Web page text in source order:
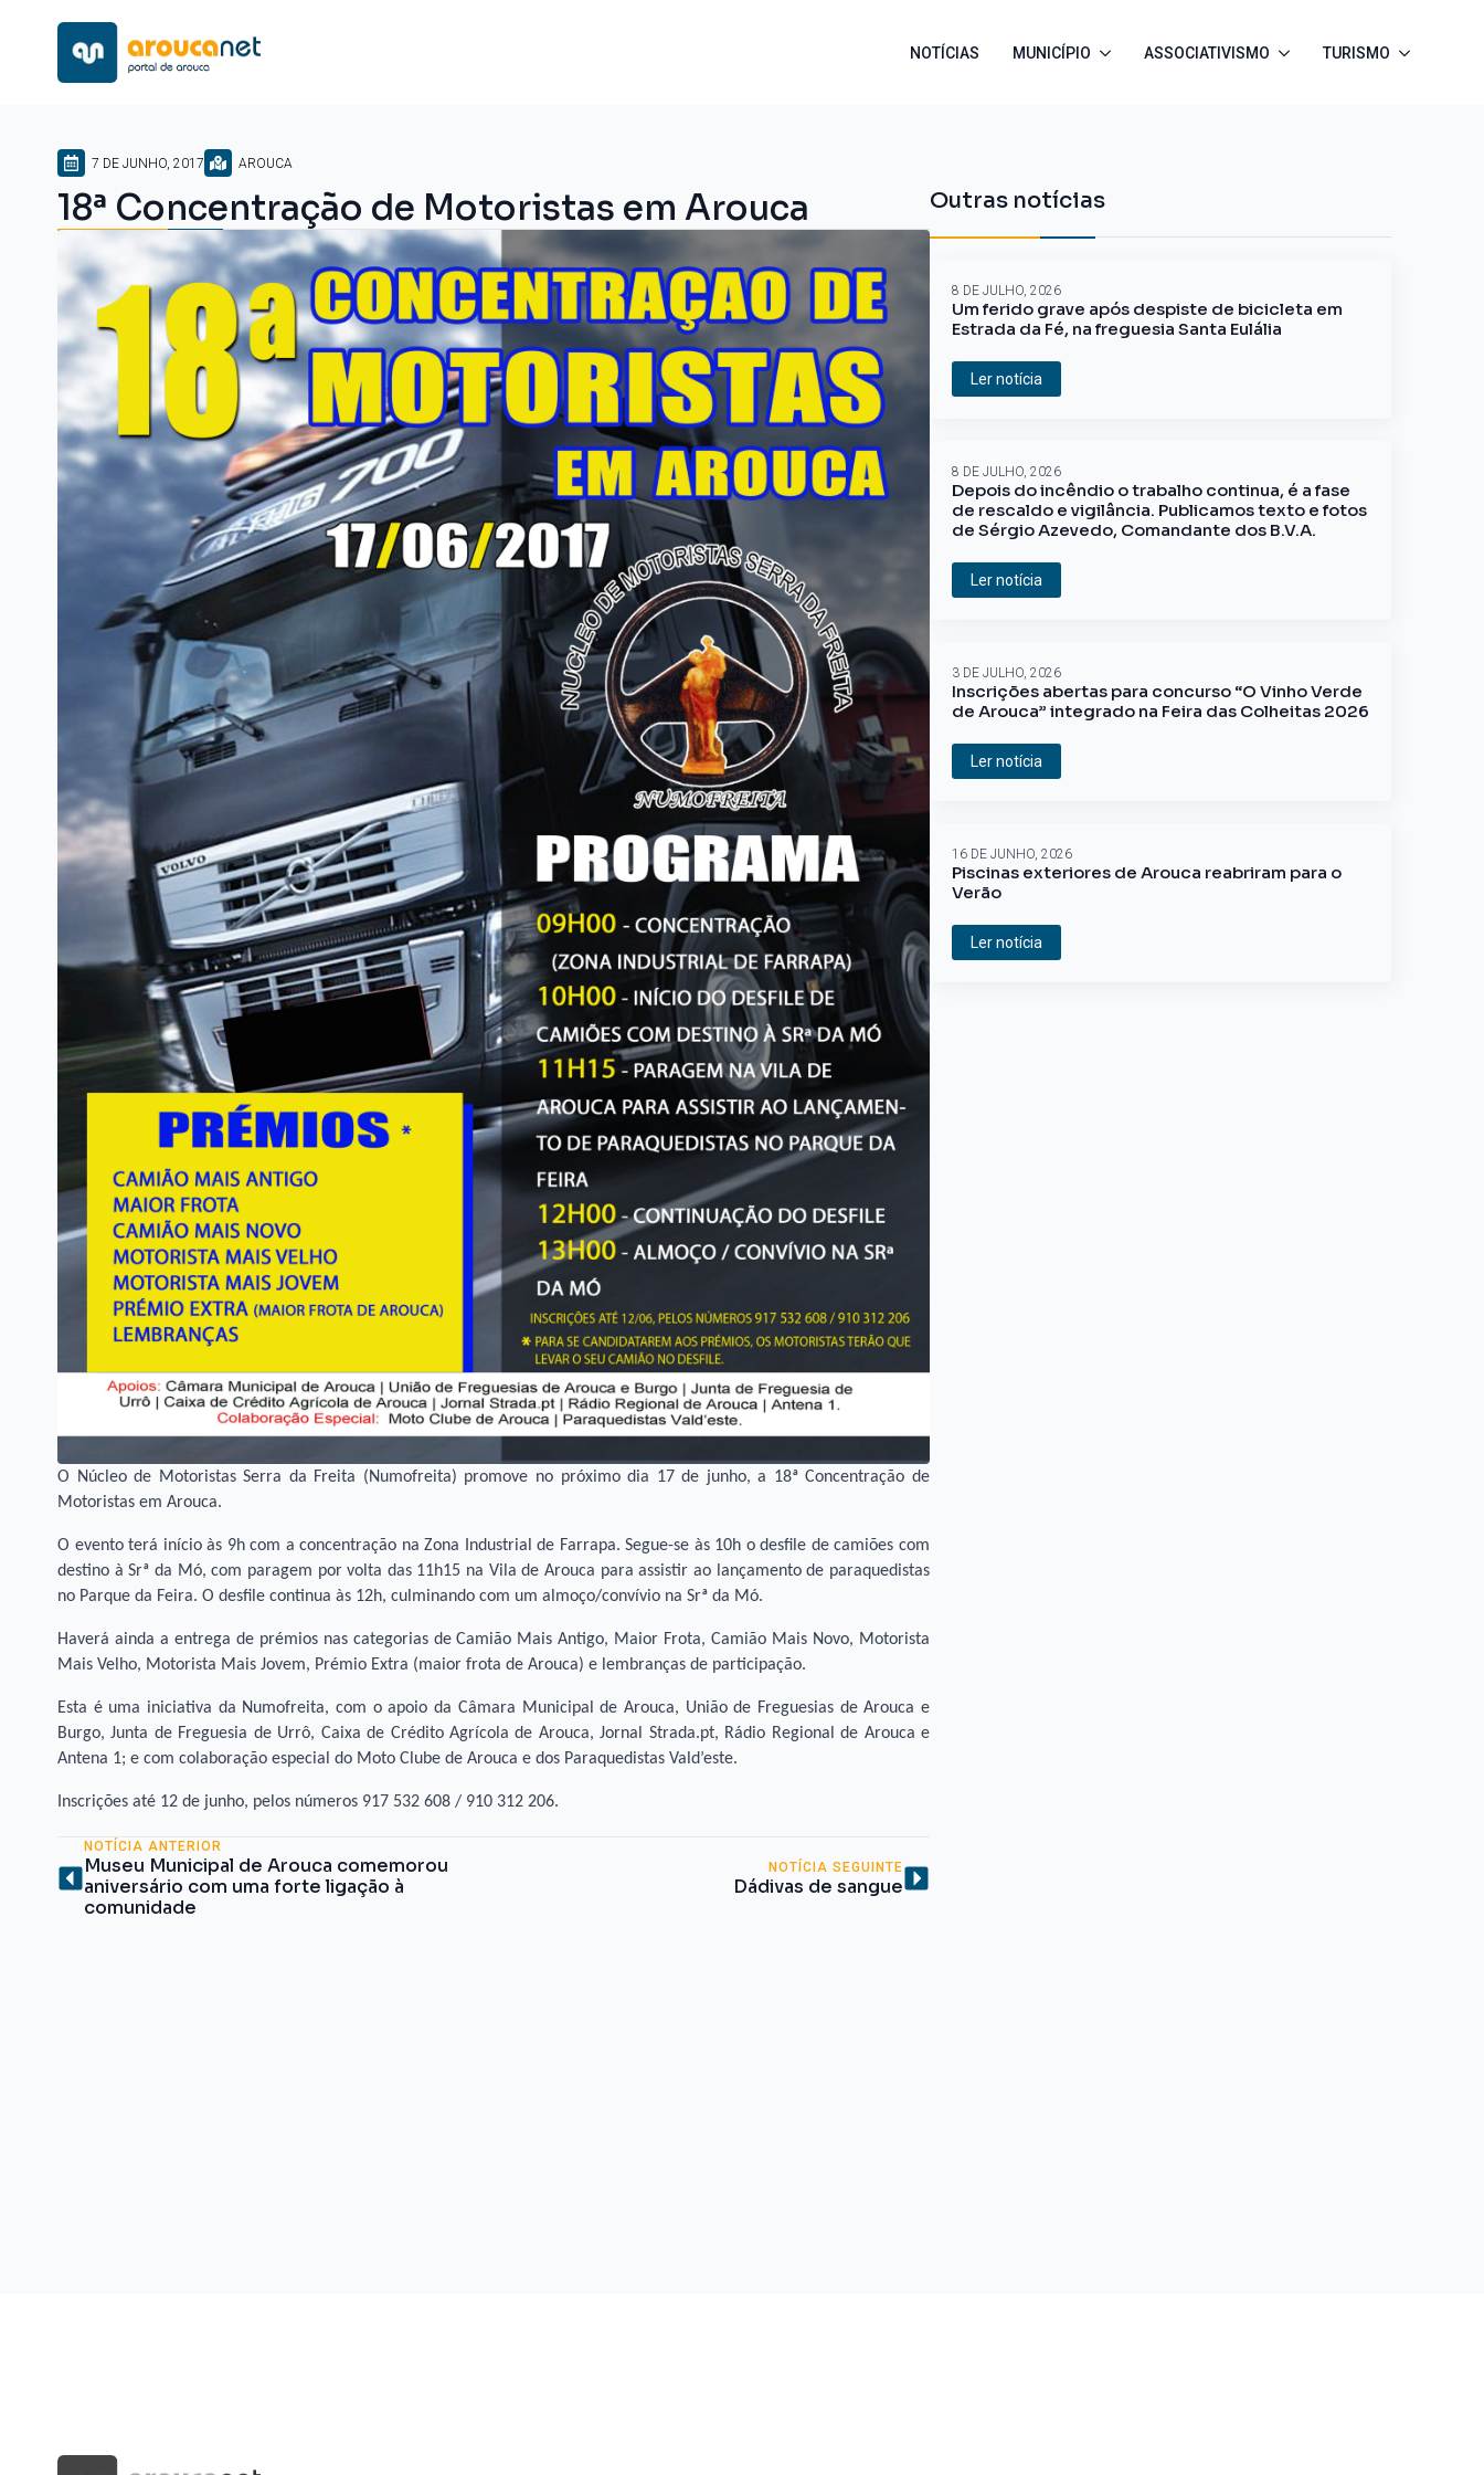
NOTÍCIAS MUNICÍPIO ASSOCIATIVISMO TURISMO
7 DE JUNHO, 2017 AROUCA
18ª Concentração de Motoristas em Arouca
O Núcleo de Motoristas Serra da Freita (Numofreita) promove no próximo dia 17 de junho, a 18ª Concentração de
Motoristas em Arouca.
O evento terá início às 9h com a concentração na Zona Industrial de Farrapa. Segue-se às 10h o desfile de camiões com
destino à Srª da Mó, com paragem por volta das 11h15 na Vila de Arouca para assistir ao lançamento de paraquedistas
no Parque da Feira. O desfile continua às 12h, culminando com um almoço/convívio na Srª da Mó.
Haverá ainda a entrega de prémios nas categorias de Camião Mais Antigo, Maior Frota, Camião Mais Novo, Motorista
Mais Velho, Motorista Mais Jovem, Prémio Extra (maior frota de Arouca) e lembranças de participação.
Esta é uma iniciativa da Numofreita, com o apoio da Câmara Municipal de Arouca, União de Freguesias de Arouca e
Burgo, Junta de Freguesia de Urrô, Caixa de Crédito Agrícola de Arouca, Jornal Strada.pt, Rádio Regional de Arouca e
Antena 1; e com colaboração especial do Moto Clube de Arouca e dos Paraquedistas Vald’este.
Inscrições até 12 de junho, pelos números 917 532 608 / 910 312 206.
NOTÍCIA ANTERIOR
Museu Municipal de Arouca comemorou
aniversário com uma forte ligação à
comunidade
NOTÍCIA SEGUINTE
Dádivas de sangue
Outras notícias
Um ferido grave após despiste de bicicleta em
Estrada da Fé, na freguesia Santa Eulália
8 DE JULHO, 2026
Ler notícia
Depois do incêndio o trabalho continua, é a fase
de rescaldo e vigilância. Publicamos texto e fotos
de Sérgio Azevedo, Comandante dos B.V.A.
8 DE JULHO, 2026
Ler notícia
Inscrições abertas para concurso “O Vinho Verde
de Arouca” integrado na Feira das Colheitas 2026
3 DE JULHO, 2026
Ler notícia
Piscinas exteriores de Arouca reabriram para o
Verão
16 DE JUNHO, 2026
Ler notícia